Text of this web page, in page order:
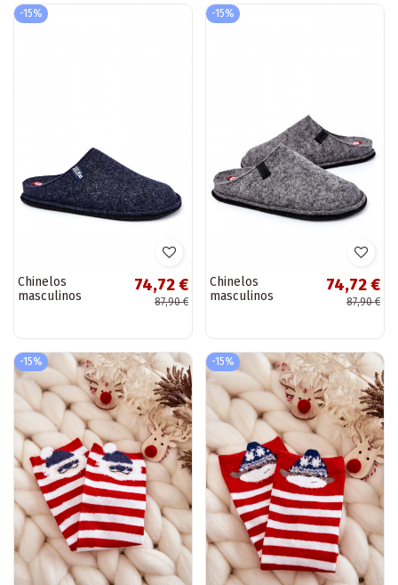
-15%
Chinelos
masculinos
74,72 €
87,90 €
-15%
Chinelos
masculinos
74,72 €
87,90 €
-15% -15%